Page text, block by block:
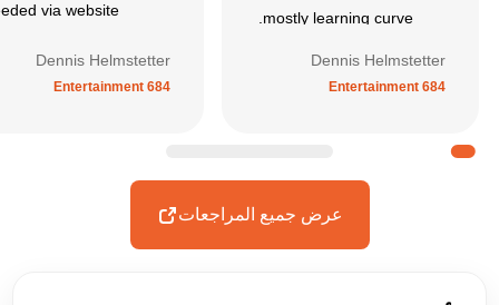
mostly learning curve.
Dennis Helmstetter
Entertainment 684
via website
Dennis Helmstetter
Entertainment 684
عرض جميع المراجعات